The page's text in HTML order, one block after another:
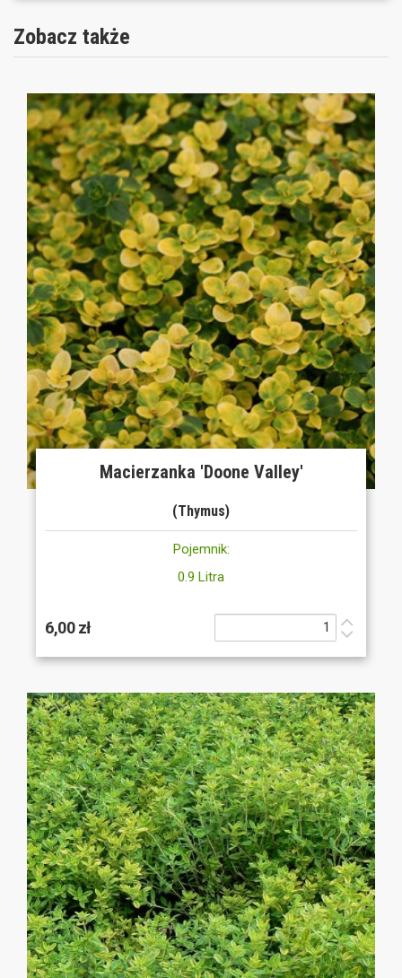
Zobacz także
Macierzanka 'Doone Valley'
(Thymus)
Pojemnik:
0.9 Litra
6,00 zł